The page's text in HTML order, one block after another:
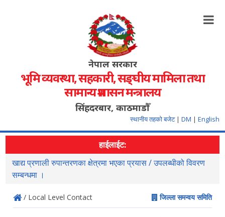
नेपाल सरकार
भूमि व्यवस्था, सहकारी, सङ्‍घीय मामिला तथा
सामान्य प्रशासन मन्त्रालय
सिंहदरबार, काठमाडौँ
स्थानीय तहको बजेट | DM | English
हाईलाईट:
खाद्य प्रणाली रुपान्तरणका क्षेत्रमा भएका प्रयास / उपलब्धीको विवरण
सम्बन्धमा ।
/ Local Level Contact जिल्ला समन्वय समिति